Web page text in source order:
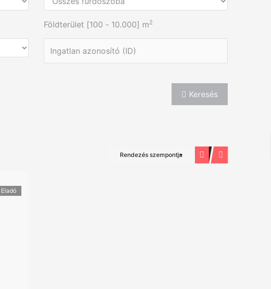
Földterület [100 - 10.000] m2
Keresés
Rendezés szempontja
Eladó